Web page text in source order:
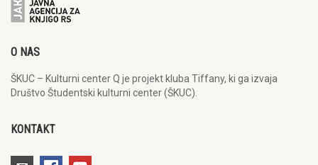
O NAS
ŠKUC – Kulturni center Q je projekt kluba Tiffany, ki ga izvaja
Društvo Študentski kulturni center (ŠKUC).
KONTAKT